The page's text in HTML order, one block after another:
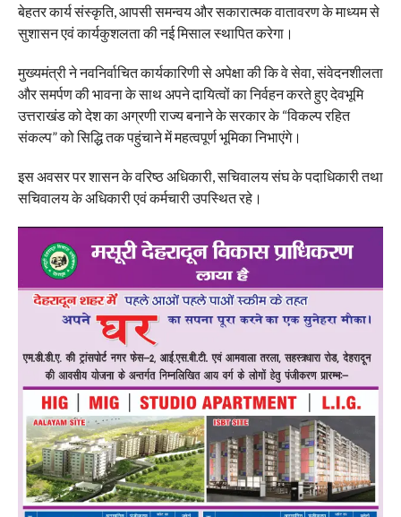
बेहतर कार्य संस्कृति, आपसी समन्वय और सकारात्मक वातावरण के माध्यम से
सुशासन एवं कार्यकुशलता की नई मिसाल स्थापित करेगा।
मुख्यमंत्री ने नवनिर्वाचित कार्यकारिणी से अपेक्षा की कि वे सेवा, संवेदनशीलता
और समर्पण की भावना के साथ अपने दायित्वों का निर्वहन करते हुए देवभूमि
उत्तराखंड को देश का अग्रणी राज्य बनाने के सरकार के “विकल्प रहित
संकल्प” को सिद्धि तक पहुंचाने में महत्वपूर्ण भूमिका निभाएंगे।
इस अवसर पर शासन के वरिष्ठ अधिकारी, सचिवालय संघ के पदाधिकारी तथा
सचिवालय के अधिकारी एवं कर्मचारी उपस्थित रहे।